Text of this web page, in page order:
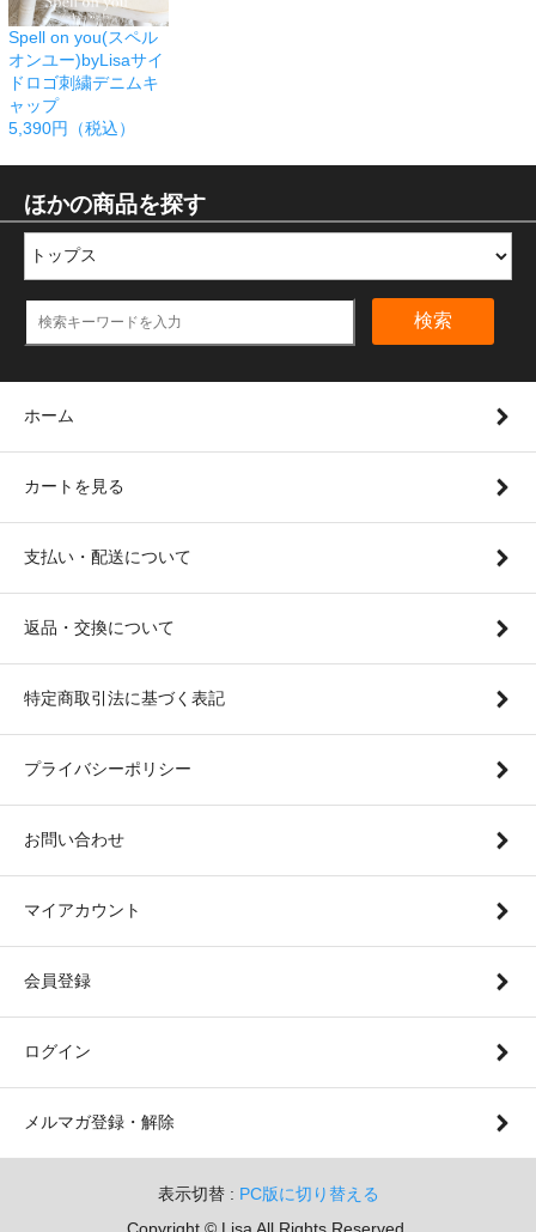
Spell on you(スペル
オンユー)byLisaサイ
ドロゴ刺繍デニムキ
ャップ
5,390円（税込）
ほかの商品を探す
検索
ホーム
カートを見る
支払い・配送について
返品・交換について
特定商取引法に基づく表記
プライバシーポリシー
お問い合わせ
マイアカウント
会員登録
ログイン
メルマガ登録・解除
表示切替 : PC版に切り替える
Copyright © Lisa All Rights Reserved.